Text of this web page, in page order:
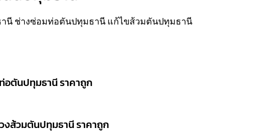
นี ช่างซ่อมท่อตันปทุมธานี แก้ไขส้วมตันปทุมธานี
อตันปทุมธานี ราคาถูก
งส้วมตันปทุมธานี ราคาถูก